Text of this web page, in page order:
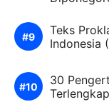
Teks
Indonesia
30
Terlengkap